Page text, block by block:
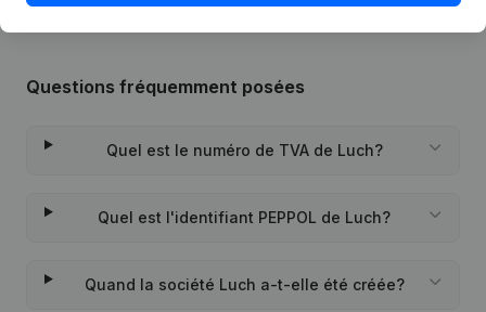
Questions fréquemment posées
Quel est le numéro de TVA de Luch?
Quel est l'identifiant PEPPOL de Luch?
Quand la société Luch a-t-elle été créée?